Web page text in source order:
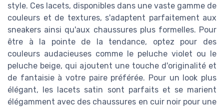
style. Ces lacets, disponibles dans une vaste gamme de
couleurs et de textures, s'adaptent parfaitement aux
sneakers ainsi qu'aux chaussures plus formelles. Pour
être à la pointe de la tendance, optez pour des
couleurs audacieuses comme le peluche violet ou le
peluche beige, qui ajoutent une touche d'originalité et
de fantaisie à votre paire préférée. Pour un look plus
élégant, les lacets satin sont parfaits et se marient
élégamment avec des chaussures en cuir noir pour une